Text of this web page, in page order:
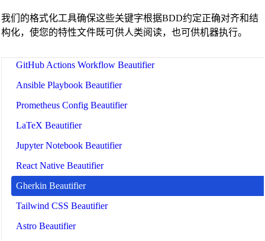
Lua Code Beautifier
GitHub Actions Workflow Beautifier
Ansible Playbook Beautifier
Prometheus Config Beautifier
LaTeX Beautifier
Jupyter Notebook Beautifier
React Native Beautifier
Gherkin Beautifier
Tailwind CSS Beautifier
Astro Beautifier
我们的格式化工具确保这些关键字根据BDD约定正确对齐和结
构化，使您的特性文件既可供人类阅读，也可供机器执行。